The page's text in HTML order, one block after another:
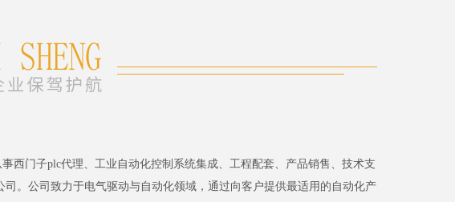
西门子plc代理、工业自动化控制系统集成、工程配套、产品销售、技术支
。公司致力于电气驱动与自动化领域，通过向客户提供最适用的自动化产